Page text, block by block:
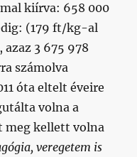
kiírva: 658 000
(179 ft/kg-al
3 675 978
számolva
óta eltelt éveire
volna a
meg kellett volna
veregetem is